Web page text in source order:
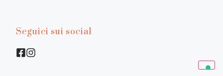
Seguici sui social